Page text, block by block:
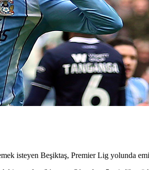
isteyen Beşiktaş, Premier Lig yolunda